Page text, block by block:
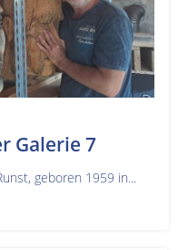
Galerie 7
geboren 1959 in...